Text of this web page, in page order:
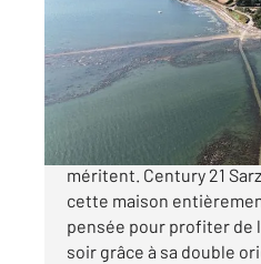
Maison à vendre
756 000
Certaines maisons se
méritent. Century 21
cette maison
pensée pour profiter de
soir grâce à sa double